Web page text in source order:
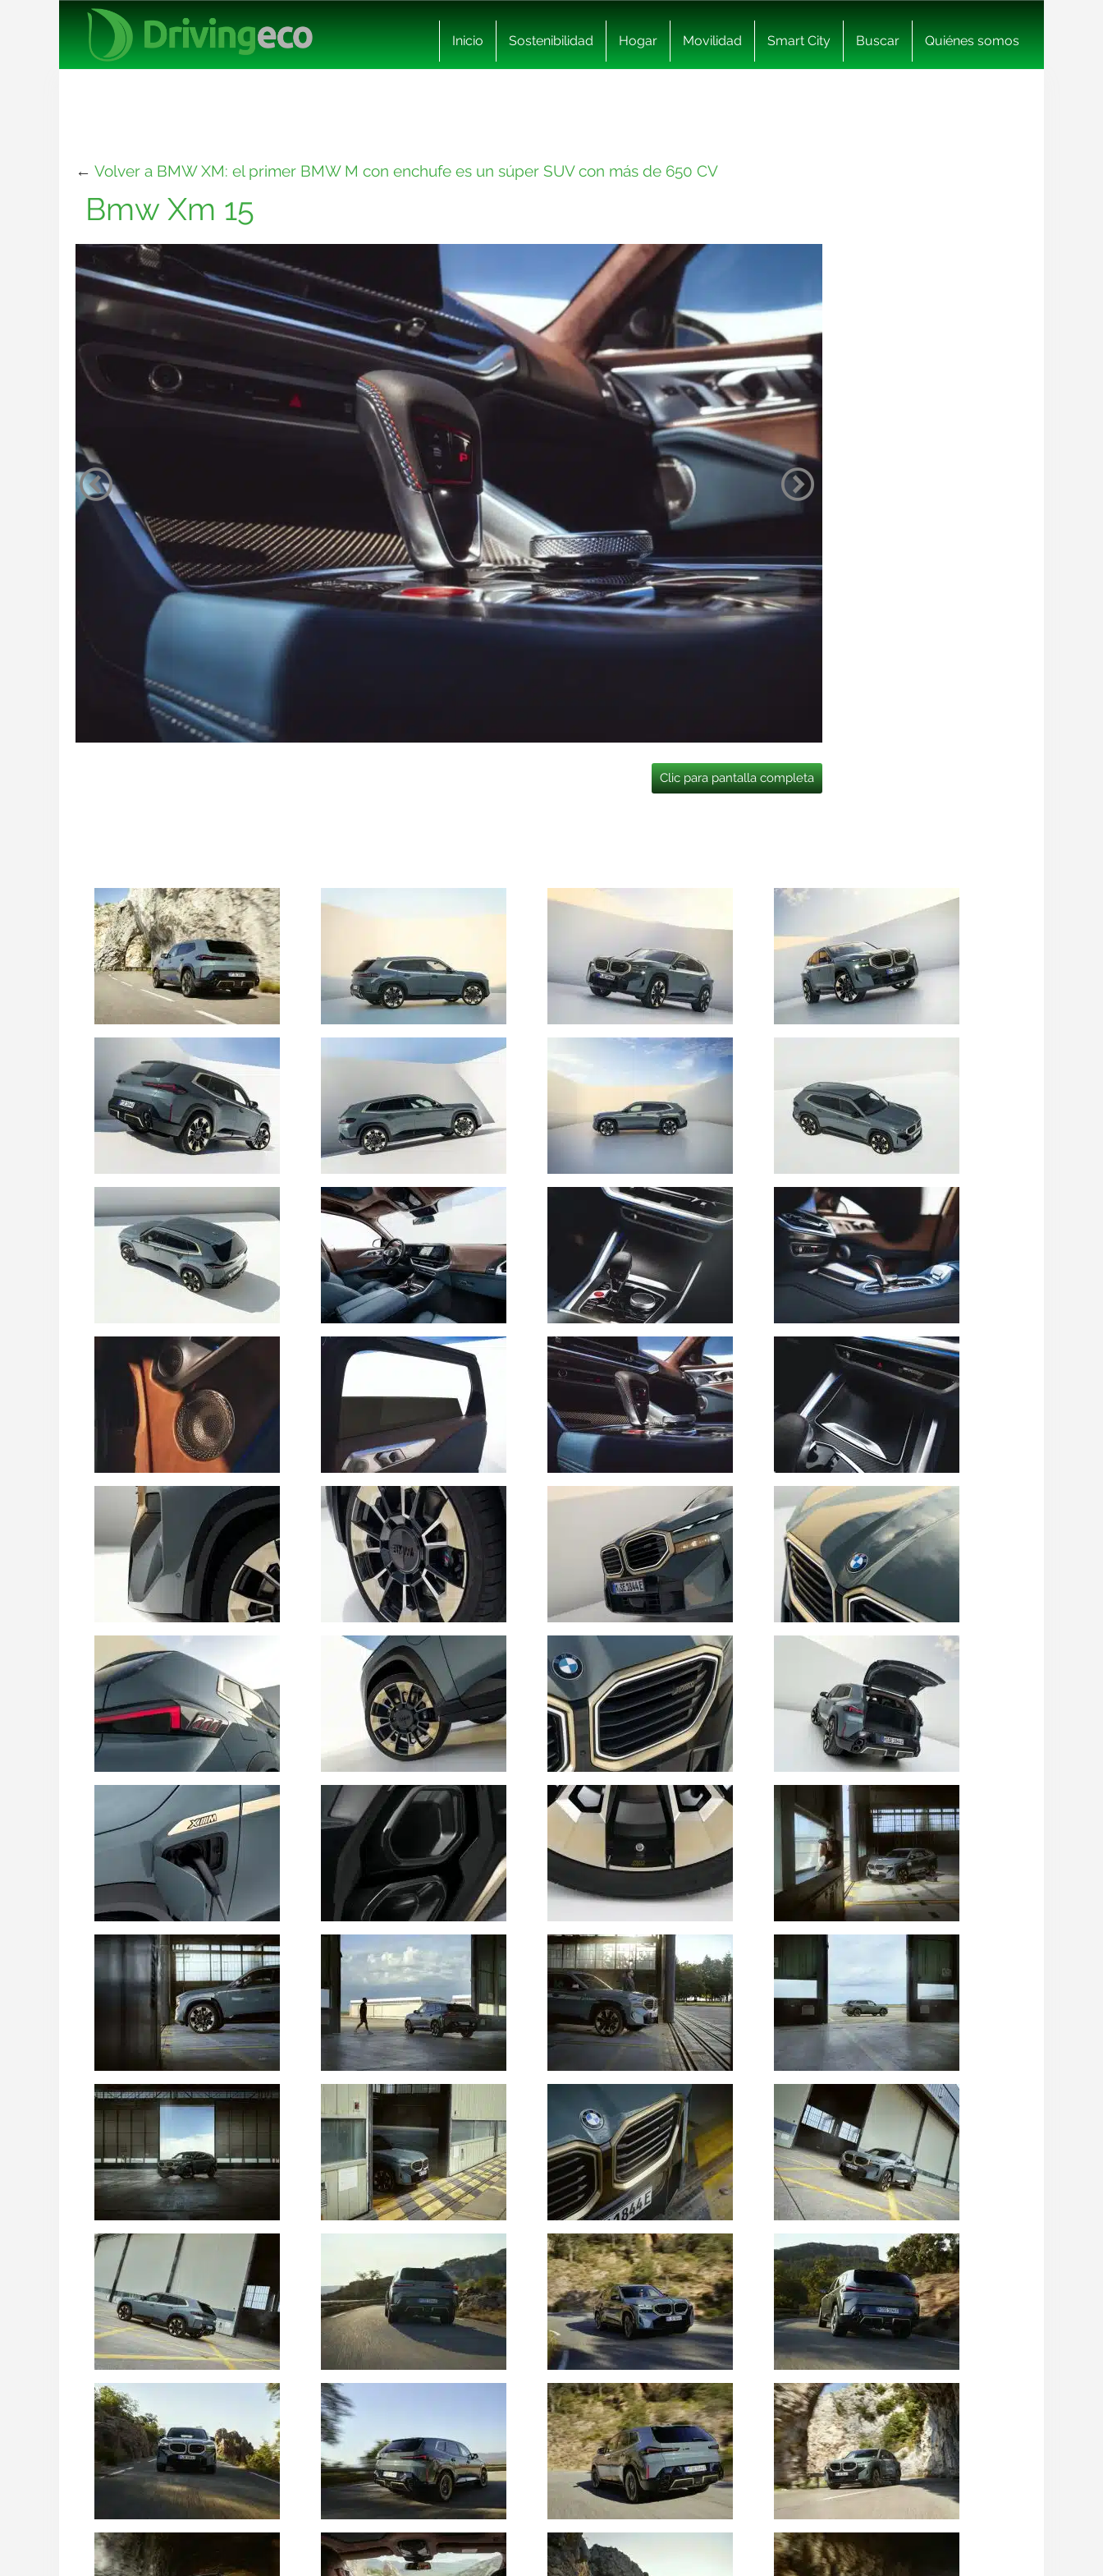
Inicio Sostenibilidad Hogar Movilidad Smart City Buscar Quiénes somos
← Volver a BMW XM: el primer BMW M con enchufe es un súper SUV con más de 650 CV
Bmw Xm 15
Clic para pantalla completa